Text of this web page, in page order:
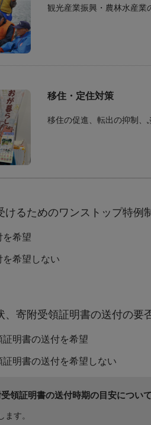
観光産業振興・農林水産業
移住・定住対策
移住の促進、転出の抑制、
少子化対策
地域社会の維持・活性化
歩いて暮らせるまちづくり
けるためのワンストップ特例
を希望
希望しない
、寄附受領証明書の送付の要
明書の送付を希望
明書の送付を希望しない
領証明書の送付時期の目安について
す。